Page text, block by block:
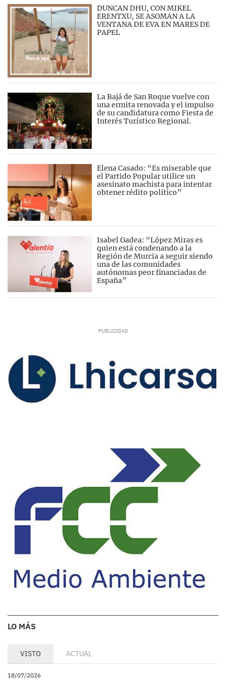
DUNCAN DHU, CON MIKEL
ERENTXU, SE ASOMAN A LA
VENTANA DE EVA EN MARES DE
PAPEL
La Bajá de San Roque vuelve con
una ermita renovada y el impulso
de su candidatura como Fiesta de
Interés Turístico Regional.
Elena Casado: “Es miserable que
el Partido Popular utilice un
asesinato machista para intentar
obtener rédito político”
Isabel Gadea: “López Miras es
quien está condenando a la
Región de Murcia a seguir siendo
una de las comunidades
autónomas peor financiadas de
España”
LO MÁS
VISTO ACTUAL
18/07/2026